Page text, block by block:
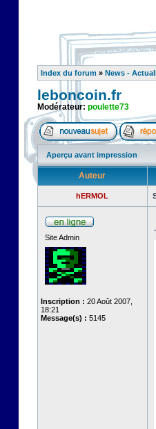
Index du forum » News -
leboncoin.fr
Modérateur: poulette73
Aperçu avant impression
Auteur
hERMOL
Site Admin
Inscription : 20 Août 2007,
18:21
Message(s) : 5145